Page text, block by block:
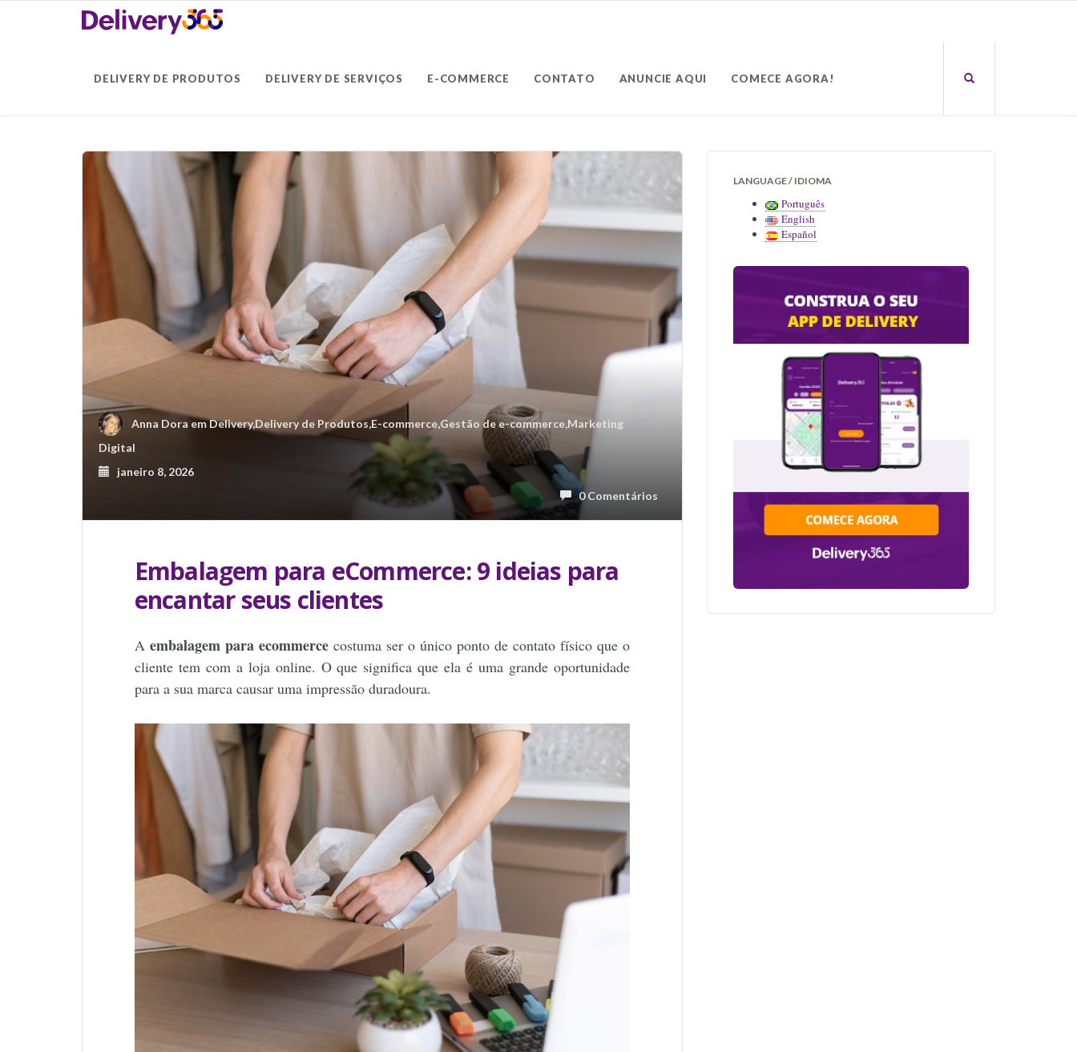
DELIVERY DE PRODUTOS DELIVERY DE SERVIÇOS E-COMMERCE CONTATO ANUNCIE AQUI COMECE AGORA!
Anna Dora emDelivery,Delivery de Produtos,E-commerce,Gestão de e-commerce,Marketing
Digital
janeiro 8, 2026
0 Comentários
Embalagem para eCommerce: 9 ideias para
encantar seus clientes
A embalagem para ecommerce costuma ser o único ponto de contato físico que o
cliente tem com a loja online. O que significa que ela é uma grande oportunidade
para a sua marca causar uma impressão duradoura.
LANGUAGE / IDIOMA
Português
English
Español